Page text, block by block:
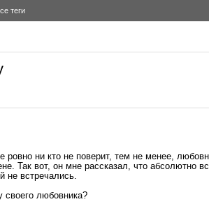
теги
ровно ни кто не поверит, тем не менее,
Так вот, он мне рассказал, что абсолютно
не встречались.
своего любовника?